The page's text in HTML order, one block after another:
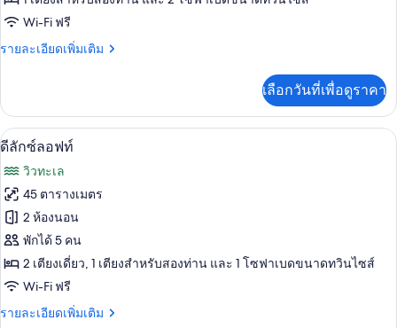
(Rodia)
ลัก
ซ์
1
ห้อง
นอน,
วิว
ทะเล
(Elia)
Wi-Fi ฟรี
รายละเอียดเพิ่มเติม
ราย
เกี่ยว
กับ
ห้อง
ลัก
ซ์
สวี
ท,
ห้อง
นอน,
วิว
(Elia)
เลือกวันที่เพื่อดูราคา
เปิด
ภาพถ่าย
ทั้งหมด
ของ
ดี
ลัก
ซ์ลอฟท์
ตู้นิรภัยในห้องพัก, เตารีด/โต๊ะรีดผ้า,
12
ดีลักซ์ลอฟท์
วิวทะเล
45 ตารางเมตร
2 ห้องนอน
พักได้ 5 คน
2 เตียงเดี่ยว, 1 เตียงสำหรับสองท่าน และ 1 โซฟาเบดขนาดทวินไซส์
Wi-Fi ฟรี
รายละเอียดเพิ่มเติม
ราย